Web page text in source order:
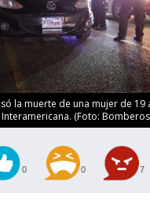
la muerte de una mujer de 19
(Foto:
0 0 7